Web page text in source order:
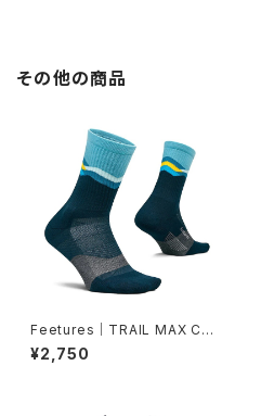
その他の商品
Feetures｜TRAIL MAX CUS
HION MINI CREW - Mountai
n High Blue
¥2,750